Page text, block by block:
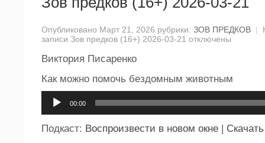
Опубликовано Март 21, 2026 рубрики: ЗОВ ПРЕДКОВ |
записи Зов предков (16+) 2026-03-21 отключены
Виктория Писаренко
Как можно помочь бездомным животным
00:00
Подкаст: Воспроизвести в новом окне | Скачать